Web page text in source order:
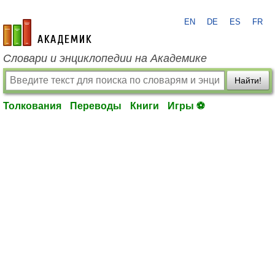
academic.ru
EN DE ES FR
Словари и энциклопедии на Академике
Найти!
Толкования Переводы Книги Игры ⚽